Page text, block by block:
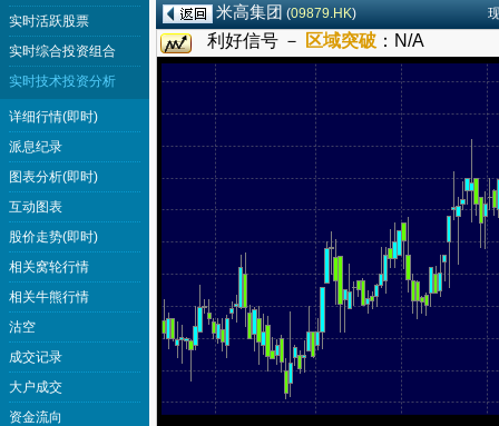
米高集团 (09879.HK)
利好信号 － 区域突破 ： N/A
实时活跃股票
实时综合投资组合
实时技术投资分析
详细行情(即时)
派息纪录
图表分析(即时)
互动图表
股价走势(即时)
相关窝轮行情
相关牛熊行情
沽空
成交记录
大户成交
资金流向